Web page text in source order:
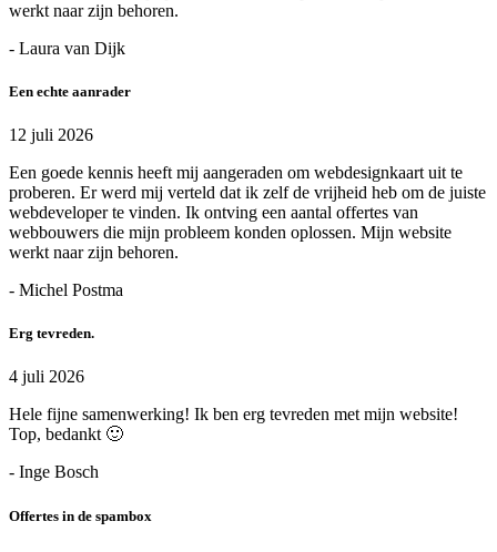
werkt naar zijn behoren.
- Laura van Dijk
Een echte aanrader
12 juli 2026
Een goede kennis heeft mij aangeraden om webdesignkaart uit te
proberen. Er werd mij verteld dat ik zelf de vrijheid heb om de juiste
webdeveloper te vinden. Ik ontving een aantal offertes van
webbouwers die mijn probleem konden oplossen. Mijn website
werkt naar zijn behoren.
- Michel Postma
Erg tevreden.
4 juli 2026
Hele fijne samenwerking! Ik ben erg tevreden met mijn website!
Top, bedankt 🙂
- Inge Bosch
Offertes in de spambox